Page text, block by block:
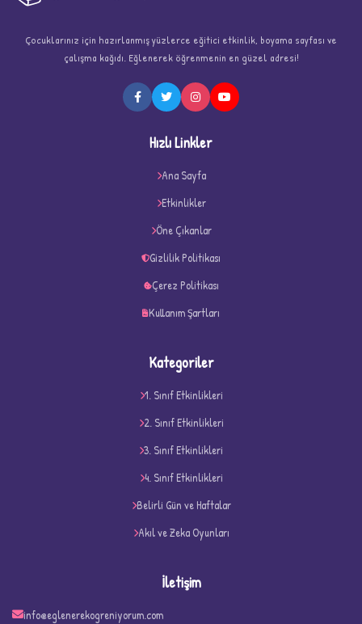
D
Çocuklarınız için hazırlanmış yüzlerce eğitici etkinlik, boyama sayfası ve
çalışma kağıdı. Eğlenerek öğrenmenin en güzel adresi!
Hızlı Linkler
Ana Sayfa
Etkinlikler
Öne Çıkanlar
Gizlilik Politikası
Çerez Politikası
Kullanım Şartları
Kategoriler
1. Sınıf Etkinlikleri
2. Sınıf Etkinlikleri
3. Sınıf Etkinlikleri
4. Sınıf Etkinlikleri
Belirli Gün ve Haftalar
Akıl ve Zeka Oyunları
İletişim
info@eglenerekogreniyorum.com